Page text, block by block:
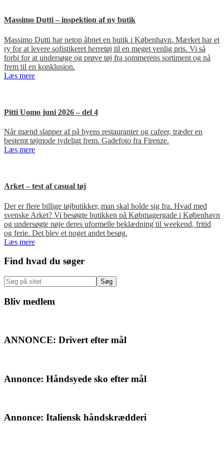
Massimo Dutti – inspektion af ny butik
Massimo Dutti har netop åbnet en butik i København. Mærket har et
ry for at levere sofistikeret herretøj til en meget venlig pris. Vi så
forbi for at undersøge og prøve tøj fra sommerens sortiment og nå
frem til en konklusion.
Læs mere
Pitti Uomo juni 2026 – del 4
Når mænd slapper af på byens restauranter og cafeer, træder en
bestemt tøjmode tydeligt frem. Gadefoto fra Firenze.
Læs mere
Arket – test af casual tøj
Der er flere billige tøjbutikker, man skal holde sig fra. Hvad med
svenske Arket? Vi besøgte butikken på Købmagergade i København
og undersøgte nøje deres uformelle beklædning til weekend, fritid
og ferie. Det blev et noget andet besøg.
Læs mere
Primær
Sidebar
Find hvad du søger
Søg
på
sitet
Bliv medlem
ANNONCE: Drivert efter mål
Annonce: Håndsyede sko efter mål
Annonce: Italiensk håndskrædderi